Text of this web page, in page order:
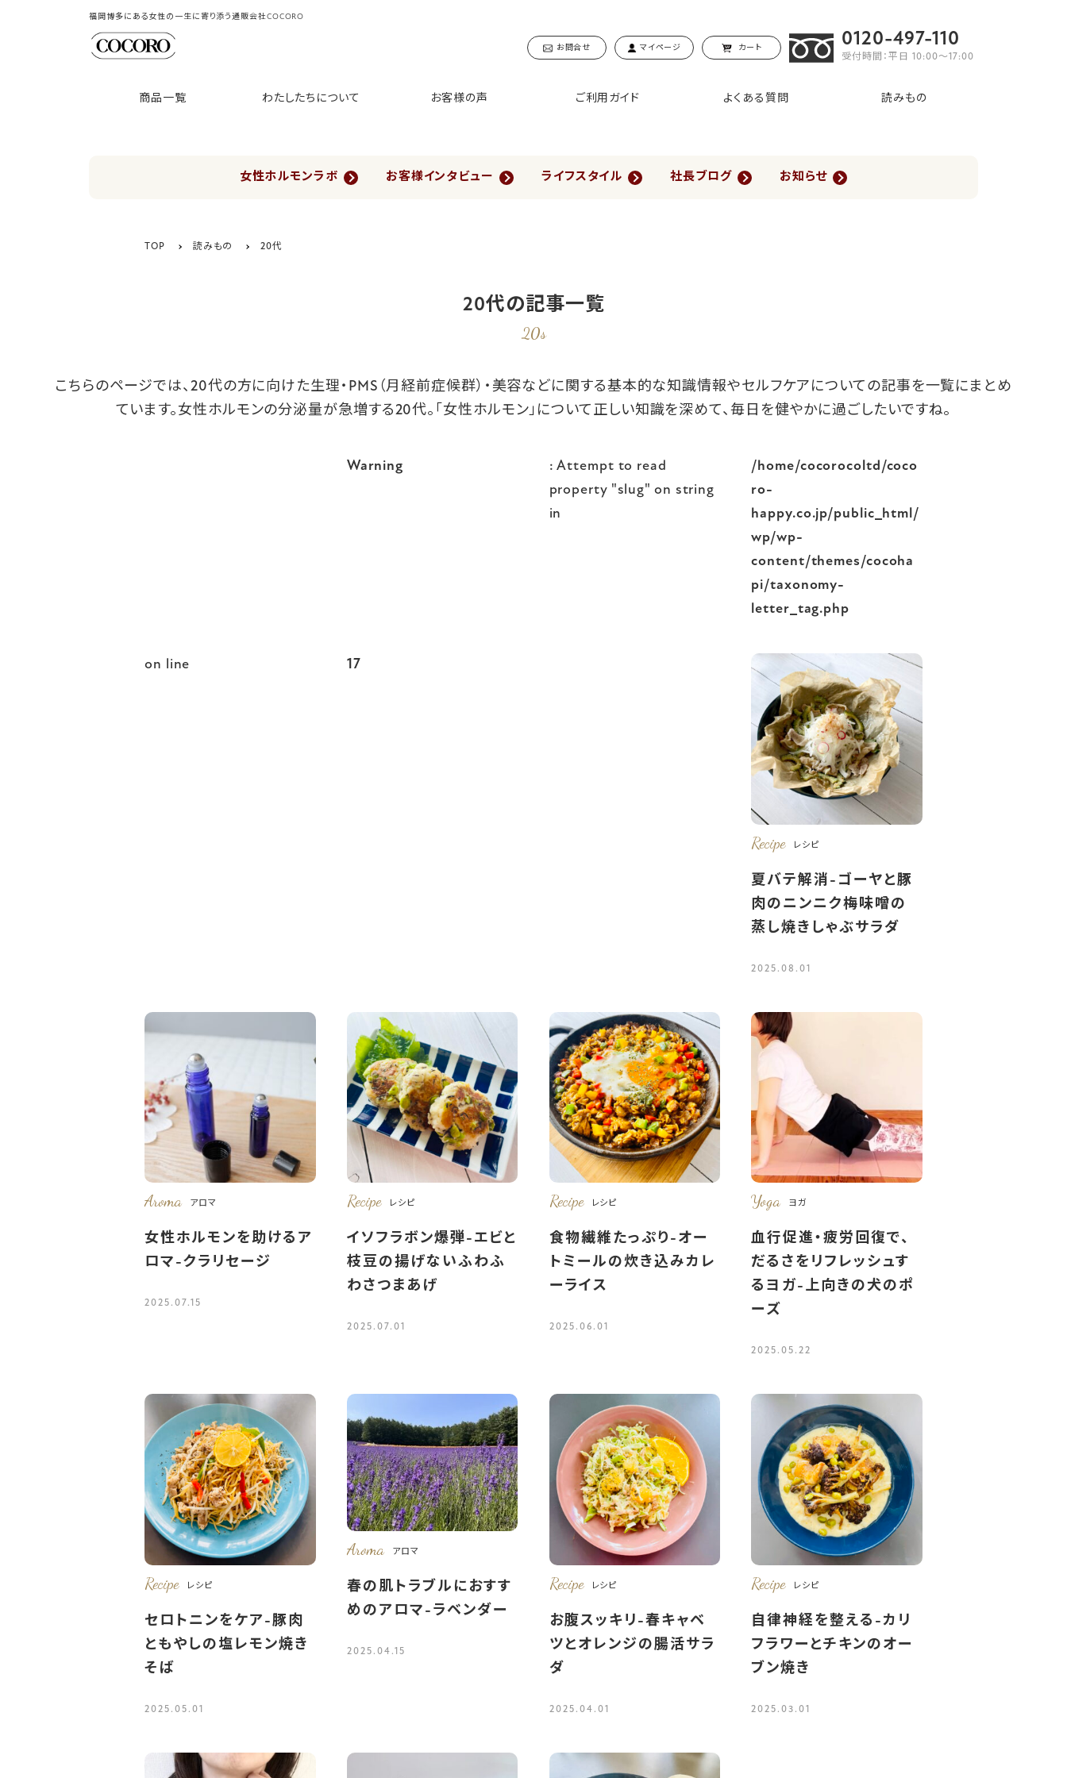
福岡博多にある女性の一生に寄り添う通販会社COCORO
お問合せ マイページ カート 0120-497-110
受付時間：平日 10:00〜17:00
商品一覧 わたしたちについて お客様の声 ご利用ガイド よくある質問 読みもの
女性ホルモンラボ お客様インタビュー ライフスタイル 社長ブログ お知らせ
TOP 読みもの 20代
20代の記事一覧
20s
こちらのページでは、20代の方に向けた生理・PMS（月経前症候群）・美容などに関する基本的な知識情報やセルフケアについての記事を一覧にまとめ
ています。女性ホルモンの分泌量が急増する20代。「女性ホルモン」について正しい知識を深めて、毎日を健やかに過ごしたいですね。
Warning
: Attempt to read
property "slug" on string
in
/home/cocorocoltd/coco
ro-
happy.co.jp/public_html/
wp/wp-
content/themes/cocoha
pi/taxonomy-
letter_tag.php
on line 17
Recipe レシピ
夏バテ解消-ゴーヤと豚
肉のニンニク梅味噌の
蒸し焼きしゃぶサラダ
2025.08.01
Aroma アロマ
女性ホルモンを助けるア
ロマ-クラリセージ
2025.07.15
Recipe レシピ
イソフラボン爆弾-エビと
枝豆の揚げないふわふ
わさつまあげ
2025.07.01
Recipe レシピ
食物繊維たっぷり-オー
トミールの炊き込みカレ
ーライス
2025.06.01
Yoga ヨガ
血行促進・疲労回復で、
だるさをリフレッシュす
るヨガ-上向きの犬のポ
ーズ
2025.05.22
Recipe レシピ
セロトニンをケア-豚肉
ともやしの塩レモン焼き
そば
2025.05.01
Aroma アロマ
春の肌トラブルにおすす
めのアロマ-ラベンダー
2025.04.15
Recipe レシピ
お腹スッキリ-春キャベ
ツとオレンジの腸活サラ
ダ
2025.04.01
Recipe レシピ
自律神経を整える-カリ
フラワーとチキンのオー
ブン焼き
2025.03.01